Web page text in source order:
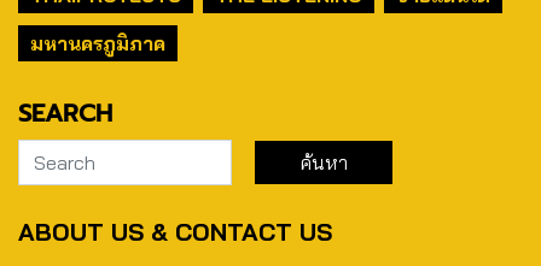
มหานครภูมิภาค
SEARCH
ABOUT US & CONTACT US